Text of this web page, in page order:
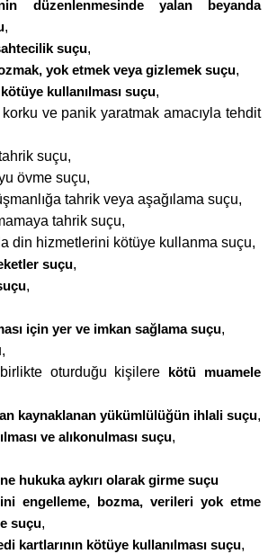
düzenlenmesinde yalan beyanda
,
suçu,
yok etmek veya gizlemek suçu,
kullanılması suçu,
korku ve panik yaratmak amacıyla tehdit
suçu,
övme suçu,
tahrik veya aşağılama suçu,
tahrik suçu,
din hizmetlerini kötüye kullanma suçu,
suçu,
,
için yer ve imkan sağlama suçu,
oturduğu kişilere kötü muamele
kaynaklanan yükümlülüğün ihlali suçu,
ve alıkonulması suçu,
hukuka aykırı olarak girme suçu
engelleme, bozma, verileri yok etme
suçu,
kartlarının kötüye kullanılması suçu,